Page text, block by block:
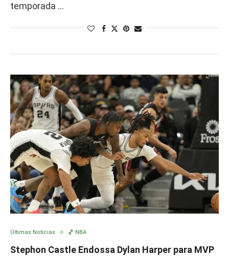
temporada …
Últimas Notícias 🏀 NBA
Stephon Castle Endossa Dylan Harper para MVP